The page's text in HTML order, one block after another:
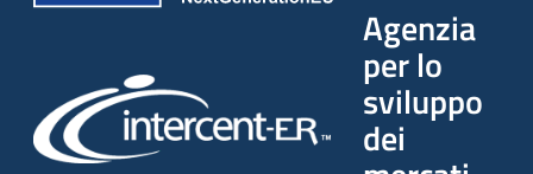
Agenzia
per lo
sviluppo
dei